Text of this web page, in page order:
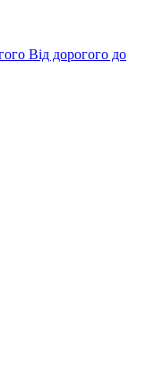
Від дорогого до